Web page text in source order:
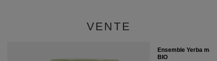
VENTE
Ensemble Yerba
BIO